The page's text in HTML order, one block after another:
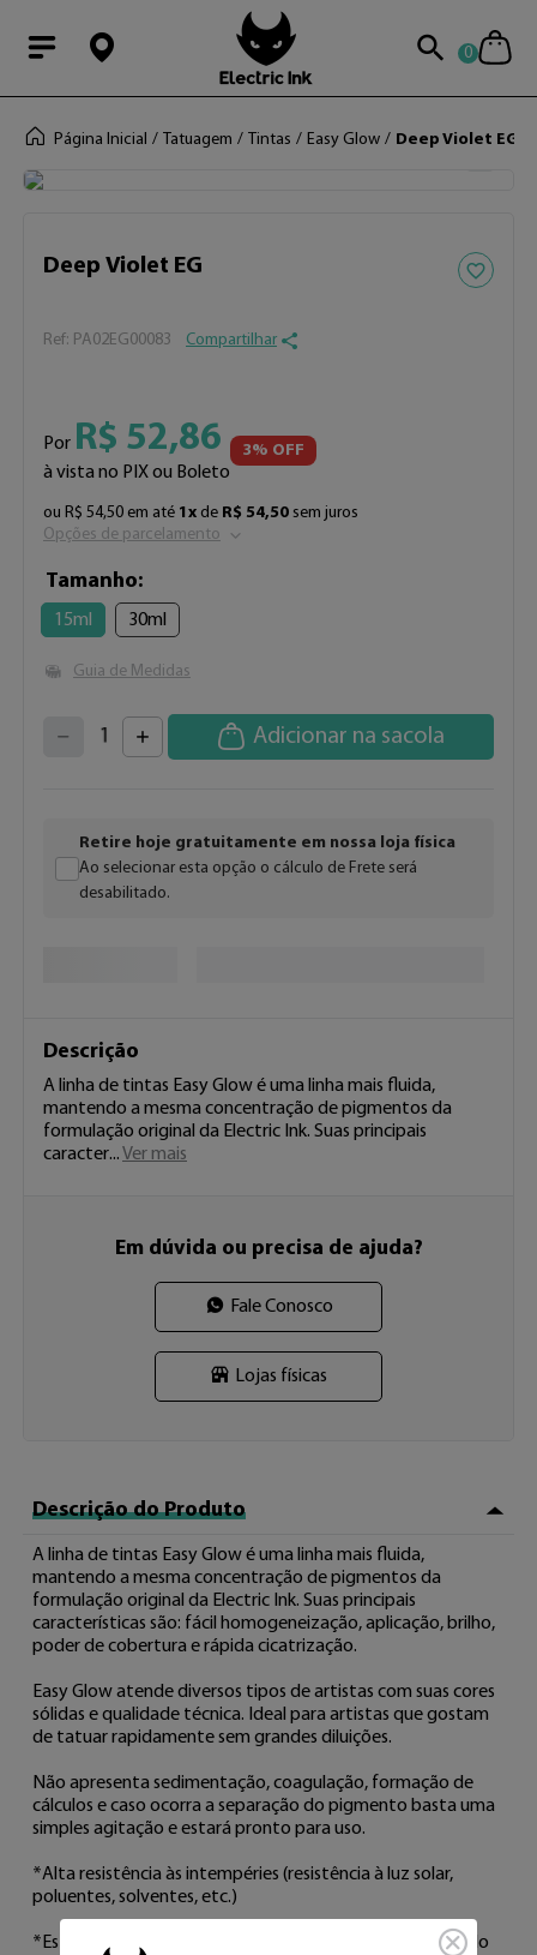
Modal0
Página Inicial Tatuagem Tintas Easy Glow Deep Violet EG
Deep Violet EG Adicionar
: PA02EG00083 Compartilhar
Por R$ 52,86
à vista no PIX ou Boleto
3% OFF
ou R$ 54,50 em até 1x de R$ 54,50 sem juros
Opções de parcelamento
Tamanho
15ml 30ml
Guia de Medidas
1 Adicionar na sacola
Retire hoje gratuitamente em nossa loja física
Ao selecionar esta opção o cálculo de Frete será
desabilitado.
Descrição
A linha de tintas Easy Glow é uma linha mais fluida,
mantendo a mesma concentração de pigmentos da
formulação original da Electric Ink. Suas principais
caracter ...Ver mais
Em dúvida ou precisa de ajuda?
Fale Conosco
Lojas físicas
Descrição do Produto
A linha de tintas Easy Glow é uma linha mais fluida,
mantendo a mesma concentração de pigmentos da
formulação original da Electric Ink. Suas principais
características são: fácil homogeneização, aplicação, brilho,
poder de cobertura e rápida cicatrização.
Easy Glow atende diversos tipos de artistas com suas cores
sólidas e qualidade técnica. Ideal para artistas que gostam
de tatuar rapidamente sem grandes diluições.
Não apresenta sedimentação, coagulação, formação de
cálculos e caso ocorra a separação do pigmento basta uma
simples agitação e estará pronto para uso.
*Alta resistência às intempéries (resistência à luz solar,
poluentes, solventes, etc.)
*Esterilizado em raios gama após embalagem, garantindo